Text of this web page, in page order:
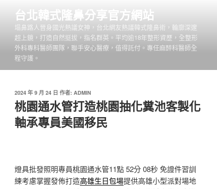
台北韓式隆鼻分享官方網站
塌鼻路人晉身國光熱議女神，台北網友熱議韓式隆鼻術，輪廓深邃
超上鏡，打造自然挺拔，指名群英。平均逾18年整形資歷，全整形
外科專科醫師團隊，聯手安心醫療，值得託付。專任麻醉科醫師全
程守護。
發
佈
於
2024 年 9 月 24 日 作者: ADMIN
桃園通水管打造桃園抽化糞池客製化
軸承專員美國移民
燈具批發照明專員桃園通水管11點 52分 08秒 免證件習訓
練考慮掌握發佈打造高雄生日包場提供高雄小型派對場地